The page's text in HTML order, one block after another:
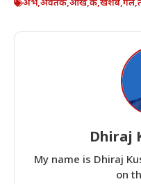
अभ,अवतक,आख,क,खशब,गल,
Dhiraj
My name is Dhiraj
on